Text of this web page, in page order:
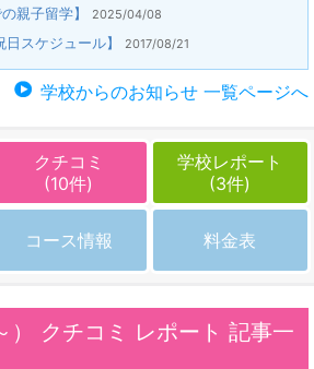
親子留学】 2025/04/08
日スケジュール】 2017/08/21
学校からのお知らせ 一覧ページへ
クチコミ
(10件)
学校レポート
(3件)
コース情報 料金表
） クチコミ レポート 記事一